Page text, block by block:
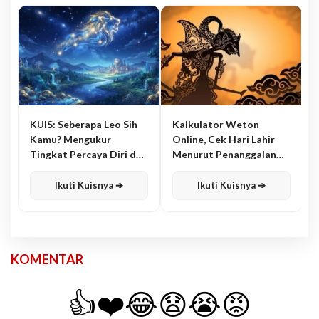
KUIS: Seberapa Leo Sih
Kamu? Mengukur
Tingkat Percaya Diri dan
Ikuti Kuisnya ➔
Kalkulator Weton
Online, Cek Hari Lahir
Menurut Penanggalan
Ikuti Kuisnya ➔
KOMENTAR
👍❤️😂😧😭😡